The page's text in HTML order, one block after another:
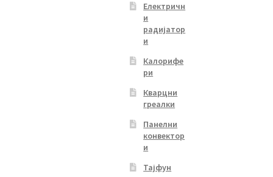
Електричн
и
радијатор
и
Калорифе
ри
Кварцни
греалки
Панелни
конвектор
и
Тајфун